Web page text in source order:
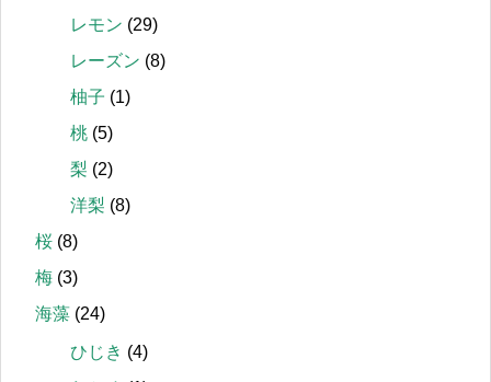
レモン (29)
レーズン (8)
柚子 (1)
桃 (5)
梨 (2)
洋梨 (8)
桜 (8)
梅 (3)
海藻 (24)
ひじき (4)